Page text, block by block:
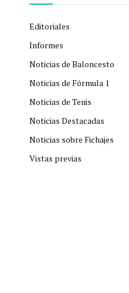
Editoriales
Informes
Noticias de Baloncesto
Noticias de Fórmula 1
Noticias de Tenis
Noticias Destacadas
Noticias sobre Fichajes
Vistas previas